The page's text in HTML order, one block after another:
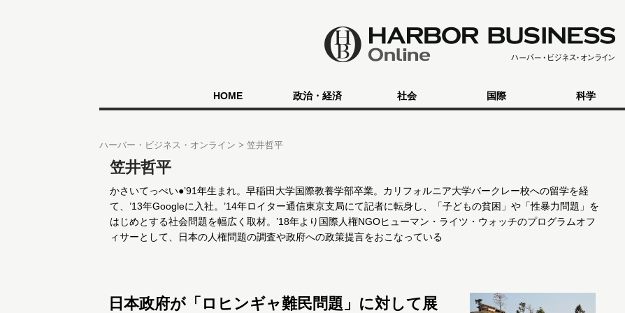
HOME 政治・経済 社会 国際 科学
ハーバー・ビジネス・オンライン 笠井哲平
笠井哲平
かさいてっぺい●’91年生まれ。早稲田大学国際教養学部卒業。カリフォルニア大学バークレー校への留学を経
て、’13年Googleに入社。’14年ロイター通信東京支局にて記者に転身し、「子どもの貧困」や「性暴力問題」を
はじめとする社会問題を幅広く取材。’18年より国際人権NGOヒューマン・ライツ・ウォッチのプログラムオフ
ィサーとして、日本の人権問題の調査や政府への政策提言をおこなっている
日本政府が「ロヒンギャ難民問題」に対して展